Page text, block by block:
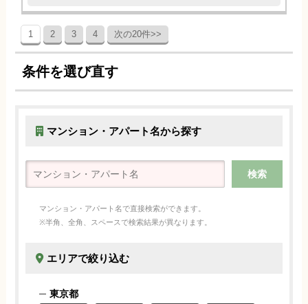
1 2 3 4 次の20件>>
条件を選び直す
マンション・アパート名から探す
マンション・アパート名で直接検索ができます。
※半角、全角、スペースで検索結果が異なります。
エリアで絞り込む
東京都